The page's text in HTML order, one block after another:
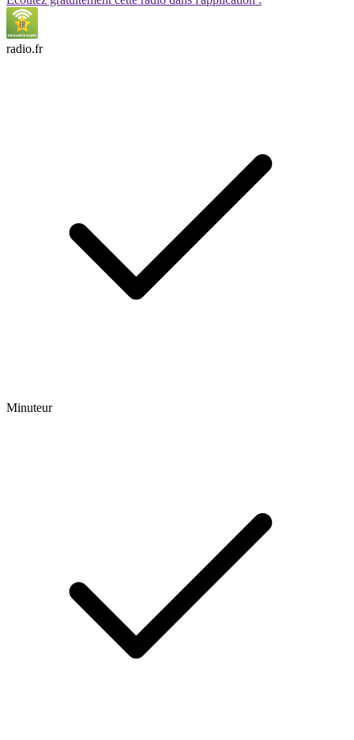
radio.fr
Minuteur